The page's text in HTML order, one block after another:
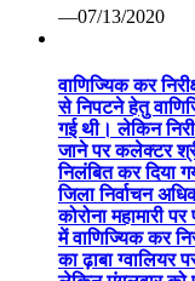
—07/13/2020
वाणिज्यिक कर
से निपटने हेतु
गई थी। लेकिन
जाने पर कलेक्टर
निलंबित कर दिया
जिला निर्वाचन
कोरोना महामारी
में वाणिज्यिक कर
का ढ़ाबा